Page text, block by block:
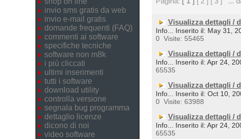
invio sms gratis da web
invio e-mail gratis
domande frequenti (FAQ)
commenti ai software
specifiche tecniche
software non m8k
i più cliccati
ultimi inserimenti
tutti i software
download utility
controlla versione
segnala bug programma
dettaglio licenze
dicono di noi
video software
Visualizza dettagli /
Info... Inserito il: May 31,
0 Visite: 55465
Visualizza dettagli /
Info... Inserito il: Apr 24,
65535
Visualizza dettagli /
Info... Inserito il: Oct 10,
0 Visite: 63988
Visualizza dettagli /
Info... Inserito il: Apr 24,
65535